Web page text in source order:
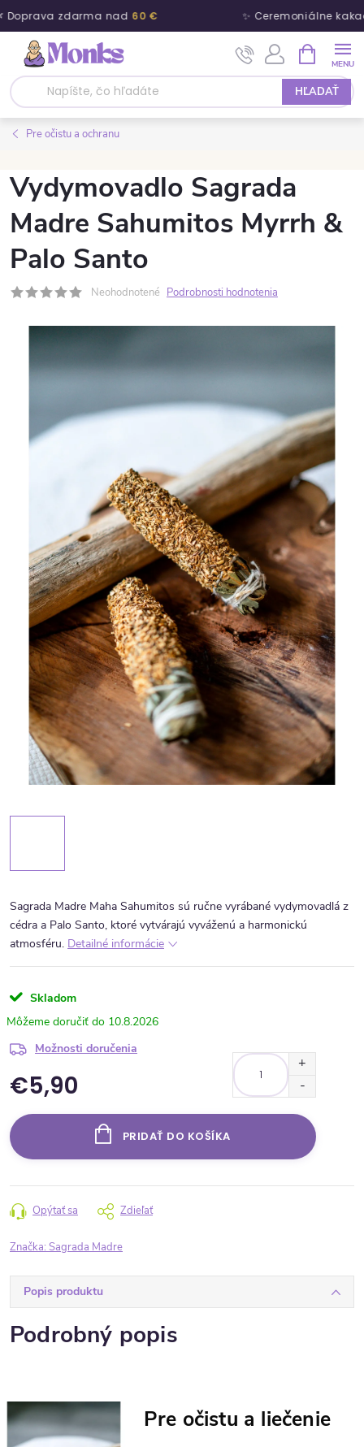
Doprava zdarma nad60 € ✨ Ceremoniálne
Prejsť na obsah
HĽADAŤ
Pre očistu a ochranu
Vydymovadlo Sagrada
Madre Sahumitos Myrrh &
Palo Santo
Neohodnotené Podrobnosti hodnotenia
Sagrada Madre Maha Sahumitos sú ručne vyrábané vydymovadlá z
cédra a Palo Santo, ktoré vytvárajú vyváženú a harmonickú
atmosféru. Detailné informácie
Skladom
10.8.2026
Možnosti doručenia
€5,90
PRIDAŤ DO KOŠÍKA
Opýtať sa Zdieľať
Značka: Sagrada Madre
Popis produktu
Podrobný popis
Pre očistu a liečenie